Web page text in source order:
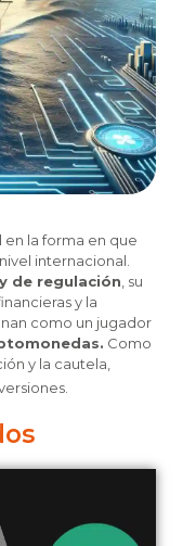
la forma en que
internacional.
de regulación , su
y la
como un jugador
Como
y la cautela,